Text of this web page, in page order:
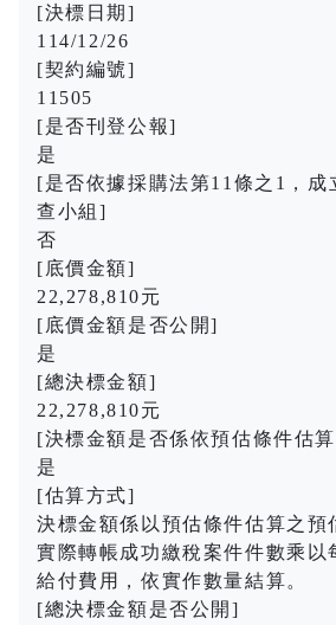
[決標日期]
114/12/26
[契約編號]
11505
[是否刊登公報]
是
[是否依據採購法第11條之1，成
查小組]
否
[底價金額]
22,278,810元
[底價金額是否公開]
是
[總決標金額]
22,278,810元
[決標金額是否係依預估條件估
是
[估算方式]
決標金額係以預估條件估算之預
實際轉帳成功繳稅案件件數乘以
給付費用，依實作數量結算。
[總決標金額是否公開]